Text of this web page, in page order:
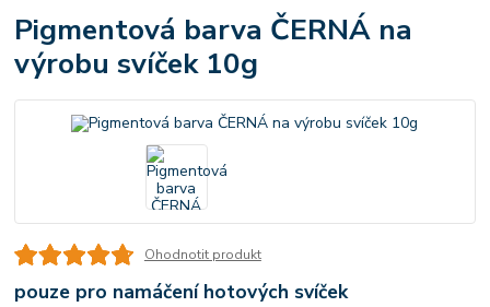
Pigmentová barva ČERNÁ na
výrobu svíček 10g
Ohodnotit produkt
pouze pro namáčení hotových svíček